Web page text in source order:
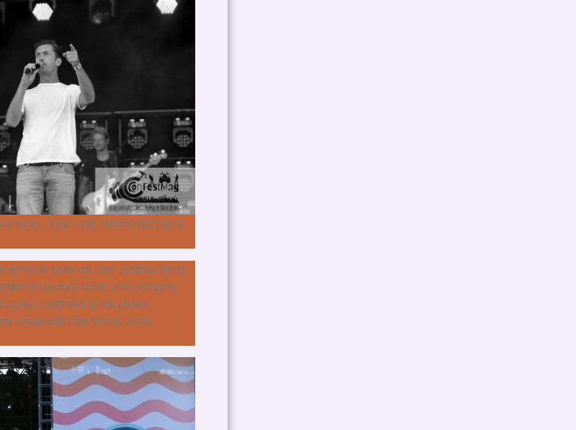
avait, il est vrai, donné l’accès à
entre le bras de mer (entrée de la
auront donc vite compris
contraire si les pluies
chute est très limité, voire